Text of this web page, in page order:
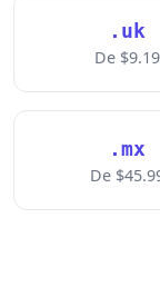
.uk
De $9.19
.mx
De